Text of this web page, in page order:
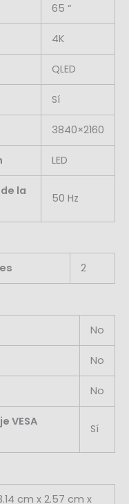
65 “
4K
QLED
Sí
3840×2160
LED
la
50 Hz
2
No
No
No
VESA
Sí
cm x 2.57 cm x